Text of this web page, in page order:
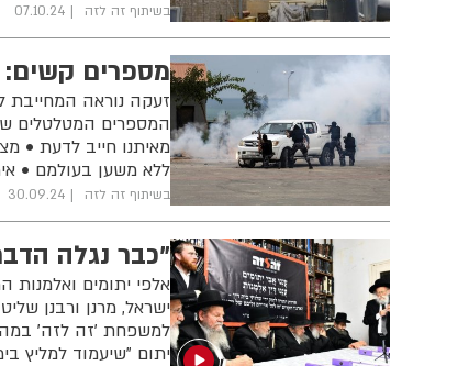
בשיתוף זה לזה 07.10.24
מספרים קשים:
זעקה נוראה המחייבת
המספרים המטלטלים
מאיתנו חייב לדעת •
ללא משען בעולמם •
בשיתוף זה לזה 30.09.24
"כבר נגלה
אלפי יתומים ואלמנות
ישראל, מרנן ורבנן
למשפחת 'זה לזה'
יתום "שיעמוד למליץ